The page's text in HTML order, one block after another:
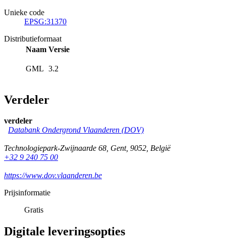
Unieke code
EPSG:31370
Distributieformaat
Naam Versie
GML 3.2
Verdeler
verdeler
Databank Ondergrond Vlaanderen (DOV)
Technologiepark-Zwijnaarde 68, Gent, 9052, België
+32 9 240 75 00
https://www.dov.vlaanderen.be
Prijsinformatie
Gratis
Digitale leveringsopties